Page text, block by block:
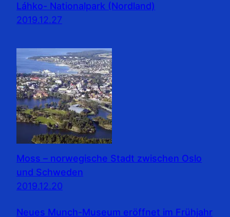
Láhko- Nationalpark (Nordland)
2019.12.27
Moss – norwegische Stadt zwischen Oslo
und Schweden
2019.12.20
Neues Munch-Museum eröffnet im Frühjahr